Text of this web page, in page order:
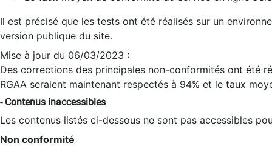
Il est précisé que les tests ont été réalisés sur un
version publique du site.
Mise à jour du 06/03/2023 :
Des corrections des principales non-conformités ont été
RGAA seraient maintenant respectés à 94% et le taux
- Contenus inaccessibles
Les contenus listés ci-dessous ne sont pas accessibles
Non conformité